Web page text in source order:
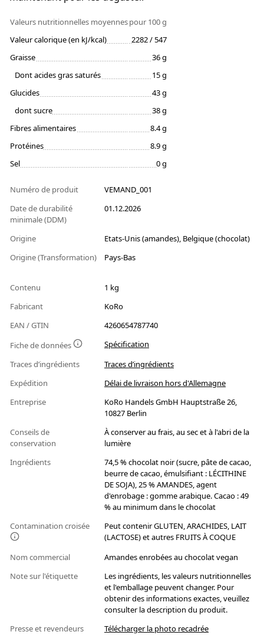
Valeurs nutritionnelles moyennespour 100 g
Valeur calorique (en kJ/kcal)
2282 / 547
Graisse
36 g
Dont acides gras saturés
15 g
Glucides
43 g
dont sucre
38 g
Fibres alimentaires
8.4 g
Protéines
8.9 g
Sel
0 g
Numéro de produit
VEMAND_001
Date de durabilité
minimale (DDM)
01.12.2026
Origine
Etats-Unis (amandes), Belgique (chocolat)
Origine (Transformation)
Pays-Bas
Contenu
1 kg
Fabricant
KoRo
EAN / GTIN
4260654787740
Fiche de données
Spécification
Traces d’ingrédients
Traces d’ingrédients
Expédition
Délai de livraison hors d'Allemagne
Entreprise
KoRo Handels GmbH Hauptstraße 26,
10827 Berlin
Conseils de
conservation
À conserver au frais, au sec et à l'abri de la
lumière
Ingrédients
74,5 % chocolat noir (sucre, pâte de cacao,
beurre de cacao, émulsifiant : LÉCITHINE
DE SOJA), 25 % AMANDES, agent
d'enrobage : gomme arabique. Cacao : 49
% au minimum dans le chocolat
Contamination croisée
Peut contenir GLUTEN, ARACHIDES, LAIT
(LACTOSE) et autres FRUITS À COQUE
Nom commercial
Amandes enrobées au chocolat vegan
Note sur l'étiquette
Les ingrédients, les valeurs nutritionnelles
et l'emballage peuvent changer. Pour
obtenir des informations exactes, veuillez
consulter la description du produit.
Presse et revendeurs
Télécharger la photo recadrée